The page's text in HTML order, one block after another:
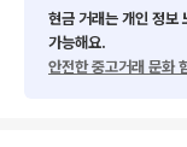
현금 거래는 개인 정보
가능해요.
안전한 중고거래 문화